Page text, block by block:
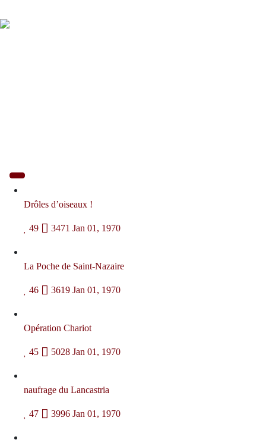
Drôles d’oiseaux !
49 3471 Jan 01, 1970
La Poche de Saint-Nazaire
46 3619 Jan 01, 1970
Opération Chariot
45 5028 Jan 01, 1970
naufrage du Lancastria
47 3996 Jan 01, 1970